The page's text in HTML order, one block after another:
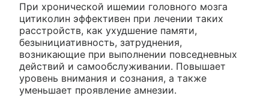
При хронической ишемии головного мозга
цитиколин эффективен при лечении таких
расстройств, как ухудшение памяти,
безынициативность, затруднения,
возникающие при выполнении повседневных
действий и самообслуживании. Повышает
уровень внимания и сознания, а также
уменьшает проявление амнезии.